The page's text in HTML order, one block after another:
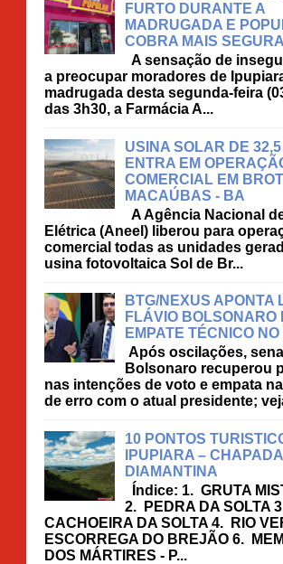
FURTO DURANTE A
MADRUGADA E
COBRA MAIS
A sensação de
a preocupar moradores de
madrugada desta segunda-feira
das 3h30, a Farmácia A...
USINA SOLAR DE
ENTRA EM
COMERCIAL EM
MACAÚBAS - BA
A Agência Nacional
Elétrica (Aneel) liberou para
comercial todas as unidades
usina fotovoltaica Sol de Br...
BTG/NEXUS APONTA
FLÁVIO BOLSONARO
EMPATE TÉCNICO NO
Após oscilações,
Bolsonaro recuperou
nas intenções de voto e empata
de erro com o atual presidente;
10 PONTOS
IPUPIARA – CHAPADA
DIAMANTINA
Índice: 1. GRUTA
2. PEDRA DA SOLTA
CACHOEIRA DA SOLTA 4. RIO
ESCORREGA DO BREJÃO 6.
DOS MÁRTIRES - P...